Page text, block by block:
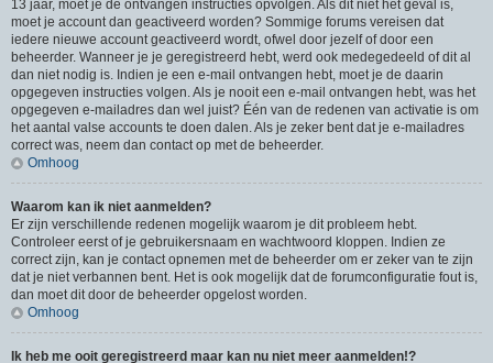
13 jaar, moet je de ontvangen instructies opvolgen. Als dit niet het geval is,
moet je account dan geactiveerd worden? Sommige forums vereisen dat
iedere nieuwe account geactiveerd wordt, ofwel door jezelf of door een
beheerder. Wanneer je je geregistreerd hebt, werd ook medegedeeld of dit al
dan niet nodig is. Indien je een e-mail ontvangen hebt, moet je de daarin
opgegeven instructies volgen. Als je nooit een e-mail ontvangen hebt, was het
opgegeven e-mailadres dan wel juist? Één van de redenen van activatie is om
het aantal valse accounts te doen dalen. Als je zeker bent dat je e-mailadres
correct was, neem dan contact op met de beheerder.
Omhoog
Waarom kan ik niet aanmelden?
Er zijn verschillende redenen mogelijk waarom je dit probleem hebt.
Controleer eerst of je gebruikersnaam en wachtwoord kloppen. Indien ze
correct zijn, kan je contact opnemen met de beheerder om er zeker van te zijn
dat je niet verbannen bent. Het is ook mogelijk dat de forumconfiguratie fout is,
dan moet dit door de beheerder opgelost worden.
Omhoog
Ik heb me ooit geregistreerd maar kan nu niet meer aanmelden!?